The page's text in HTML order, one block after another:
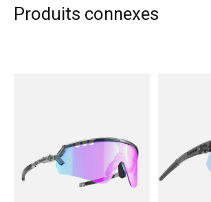
Produits connexes